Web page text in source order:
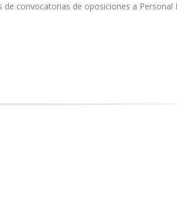
convocatorias de oposiciones a Personal